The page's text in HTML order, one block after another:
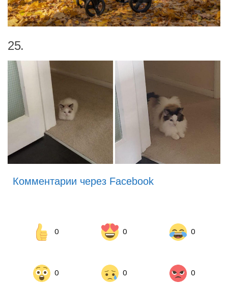
25.
Комментарии через Facebook
0 0 0
0 0 0